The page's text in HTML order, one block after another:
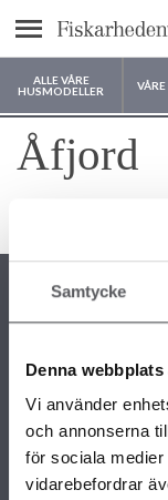
Samtycke
Denna
Vi använder
och annonserna
för sociala
vidarebefordrar
text.menu
ALLE VÅRE
HUSMODELLER
Hvor
Åfjord
22 58 87 50
Fiskarhedenvillan AS
BORLÄNGE SVERIGE